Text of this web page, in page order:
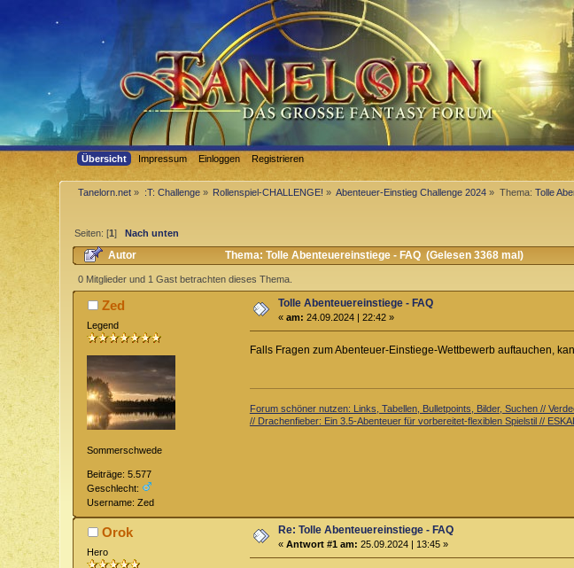
Übersicht Impressum Einloggen Registrieren
Tanelorn.net » :T: Challenge» Rollenspiel-CHALLENGE! » Abenteuer-Einstieg Challenge 2024 » Thema: Tolle
Seiten: [1]Nach unten
Autor Thema: Tolle Abenteuereinstiege - FAQ (Gelesen 3368 mal)
0 Mitglieder und 1 Gast betrachten dieses Thema.
Zed
Legend
Sommerschwede
Beiträge: 5.577
Geschlecht:
Username: Zed
Tolle Abenteuereinstiege - FAQ
«am: 24.09.2024 | 22:42 »
Falls Fragen zum Abenteuer-Einstiege-Wettbewerb auftauchen,
Forum schöner nutzen: Links, Tabellen, Bulletpoints, Bilder, Suchen //
// Drachenfieber: Ein 3.5-Abenteuer für vorbereitet-flexiblen Spielstil //
Orok
Hero
Re: Tolle Abenteuereinstiege - FAQ
«Antwort #1 am: 25.09.2024 | 13:45 »